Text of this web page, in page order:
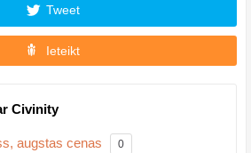
Tweet
Ieteikt
Civinity
augstas cenas 0